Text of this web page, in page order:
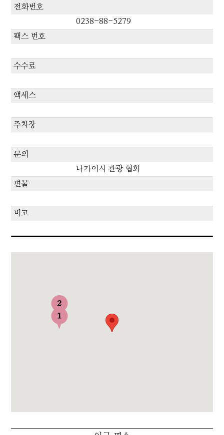
전화번호
0238-88-5279
팩스 번호
수수료
액세스
주차장
문의
나가이시 관광 협회
편물
비고